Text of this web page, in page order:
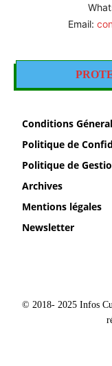
Email:
Conditions
Politique de
Politique de
Archives
Mentions légales
Newsletter
© 2018- 2025 Infos